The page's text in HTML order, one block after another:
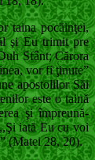
taina pocăinţei,
şi Eu trimit pre
Sfânt; Cărora
vor fi ţinute”
apostolilor Săi
este o taină
şi împreună-
iată Eu cu voi
(Matei 28, 20).